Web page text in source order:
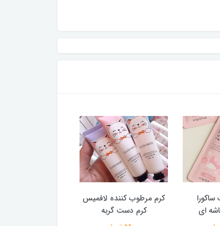
کرم مرطوب کننده لافمیس
کرم دست گربه